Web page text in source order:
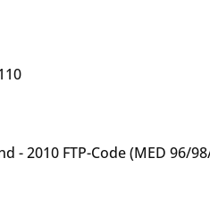
FTP-Code (MED 96/